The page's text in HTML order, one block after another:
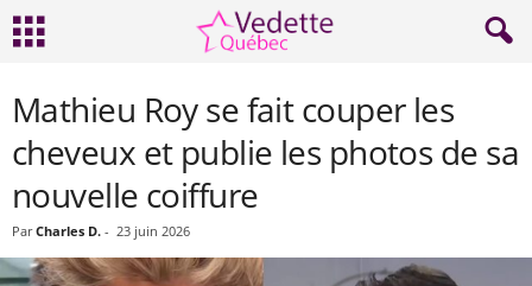
Mathieu Roy se fait couper les
cheveux et publie les photos de sa
nouvelle coiffure
Par Charles D. - 23 juin 2026